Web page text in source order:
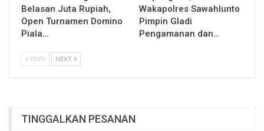
Belasan Juta Rupiah,
Open Turnamen Domino
Piala…
Wakapolres Sawahlunto
Pimpin Gladi
Pengamanan dan…
PREV NEXT
TINGGALKAN PESANAN